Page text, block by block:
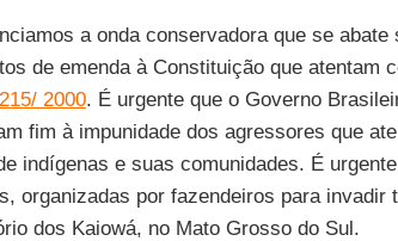
a onda conservadora que se
de emenda à Constituição que atentam
2000. É urgente que o Governo
fim à impunidade dos agressores que
indígenas e suas comunidades. É
organizadas por fazendeiros para invadir
dos Kaiowá, no Mato Grosso do Sul.